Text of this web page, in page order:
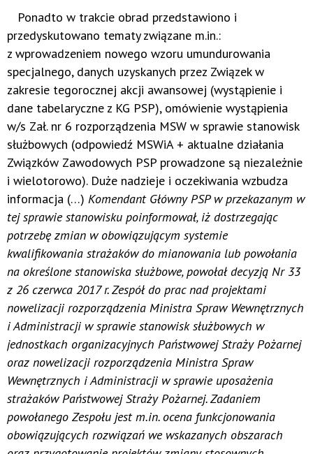
Ponadto w trakcie obrad przedstawiono i
przedyskutowano tematy związane m.in.:
z wprowadzeniem nowego wzoru umundurowania
specjalnego, danych uzyskanych przez Związek w
zakresie tegorocznej akcji awansowej (wystąpienie i
dane tabelaryczne z KG PSP), omówienie wystąpienia
w/s Zał. nr 6 rozporządzenia MSW w sprawie stanowisk
służbowych (odpowiedź MSWiA + aktualne działania
Związków Zawodowych PSP prowadzone są niezależnie
i wielotorowo). Duże nadzieje i oczekiwania wzbudza
informacja (…) Komendant Główny PSP w przekazanym w
tej sprawie stanowisku poinformował, iż dostrzegając
potrzebę zmian w obowiązującym systemie
kwalifikowania strażaków do mianowania lub powołania
na określone stanowiska służbowe, powołał decyzją Nr 33
z 26 czerwca 2017 r. Zespół do prac nad projektami
nowelizacji rozporządzenia Ministra Spraw Wewnętrznych
i Administracji w sprawie stanowisk służbowych w
jednostkach organizacyjnych Państwowej Straży Pożarnej
oraz nowelizacji rozporządzenia Ministra Spraw
Wewnętrznych i Administracji w sprawie uposażenia
strażaków Państwowej Straży Pożarnej. Zadaniem
powołanego Zespołu jest m.in. ocena funkcjonowania
obowiązujących rozwiązań we wskazanych obszarach